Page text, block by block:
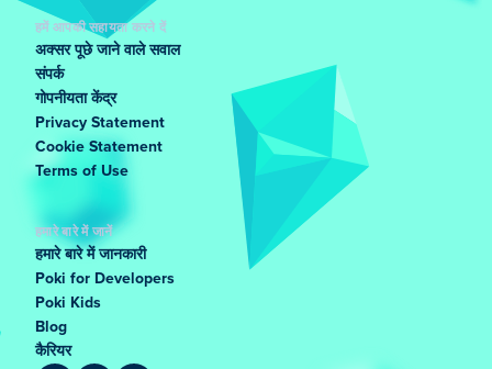
हमें आपकी सहायता करने दें
अक्सर पूछे जाने वाले सवाल
संपर्क
गोपनीयता केंद्र
Privacy Statement
Cookie Statement
Terms of Use
हमारे बारे में जानें
हमारे बारे में जानकारी
Poki for Developers
Poki Kids
Blog
कैरियर